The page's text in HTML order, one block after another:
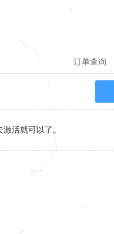
订单查询
活就可以了。